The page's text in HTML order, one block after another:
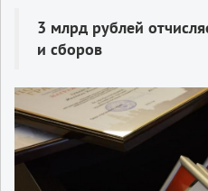
3 млрд рублей
и сборов